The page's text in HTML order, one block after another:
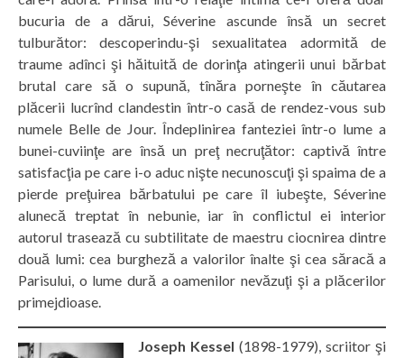
bucuria de a dărui, Séverine ascunde însă un secret
tulburător: descoperindu-şi sexualitatea adormită de
traume adînci şi hăituită de dorinţa atingerii unui bărbat
brutal care să o supună, tînăra porneşte în căutarea
plăcerii lucrînd clandestin într-o casă de rendez-vous sub
numele Belle de Jour. Îndeplinirea fanteziei într-o lume a
bunei-cuviinţe are însă un preţ necruţător: captivă între
satisfacţia pe care i-o aduc nişte necunoscuţi şi spaima de a
pierde preţuirea bărbatului pe care îl iubeşte, Séverine
alunecă treptat în nebunie, iar în conflictul ei interior
autorul trasează cu subtilitate de maestru ciocnirea dintre
două lumi: cea burgheză a valorilor înalte şi cea săracă a
Parisului, o lume dură a oamenilor nevăzuţi şi a plăcerilor
primejdioase.
Joseph Kessel (1898-1979), scriitor şi